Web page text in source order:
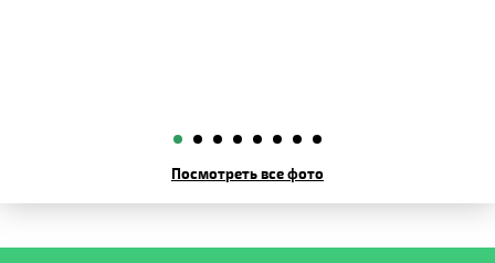
Посмотреть все фото